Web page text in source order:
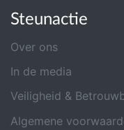
Steunactie
Over ons
In de media
Veiligheid &
Algemene